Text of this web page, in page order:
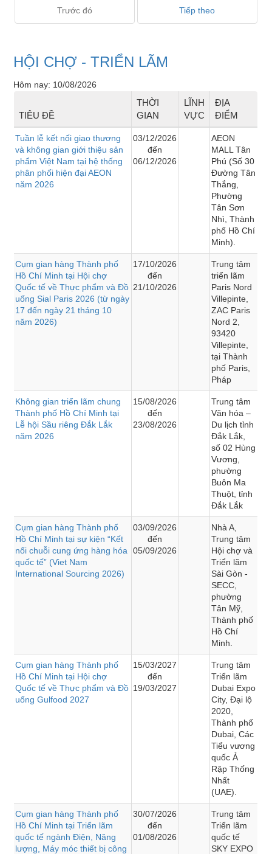
Trước đó Tiếp theo
HỘI CHỢ - TRIỂN LÃM
Hôm nay: 10/08/2026
TIÊU ĐỀ
THỜI
GIAN
LĨNH
VỰC
ĐỊA
ĐIỂM
Tuần lễ kết nối giao thương
và không gian giới thiệu sản
phẩm Việt Nam tại hệ thống
phân phối hiện đại AEON
năm 2026
03/12/2026
đến
06/12/2026
AEON
MALL Tân
Phú (Số 30
Đường Tân
Thắng,
Phường
Tân Sơn
Nhì, Thành
phố Hồ Chí
Minh).
Cụm gian hàng Thành phố
Hồ Chí Minh tại Hội chợ
Quốc tế về Thực phẩm và Đồ
uống Sial Paris 2026 (từ ngày
17 đến ngày 21 tháng 10
năm 2026)
17/10/2026
đến
21/10/2026
Trung tâm
triển lãm
Paris Nord
Villepinte,
ZAC Paris
Nord 2,
93420
Villepinte,
tại Thành
phố Paris,
Pháp
Không gian triển lãm chung
Thành phố Hồ Chí Minh tại
Lễ hội Sầu riêng Đắk Lắk
năm 2026
15/08/2026
đến
23/08/2026
Trung tâm
Văn hóa –
Du lịch tỉnh
Đắk Lắk,
số 02 Hùng
Vương,
phường
Buôn Ma
Thuột, tỉnh
Đắk Lắk
Cụm gian hàng Thành phố
Hồ Chí Minh tại sự kiện “Kết
nối chuỗi cung ứng hàng hóa
quốc tế” (Viet Nam
International Sourcing 2026)
03/09/2026
đến
05/09/2026
Nhà A,
Trung tâm
Hội chợ và
Triển lãm
Sài Gòn -
SECC,
phường
Tân Mỹ,
Thành phố
Hồ Chí
Minh.
Cụm gian hàng Thành phố
Hồ Chí Minh tại Hội chợ
Quốc tế về Thực phẩm và Đồ
uống Gulfood 2027
15/03/2027
đến
19/03/2027
Trung tâm
Triển lãm
Dubai Expo
City, Đại lộ
2020,
Thành phố
Dubai, Các
Tiểu vương
quốc Ả
Rập Thống
Nhất
(UAE).
Cụm gian hàng Thành phố
Hồ Chí Minh tại Triển lãm
quốc tế ngành Điện, Năng
lượng, Máy móc thiết bị công
30/07/2026
đến
01/08/2026
Trung tâm
Triển lãm
quốc tế
SKY EXPO